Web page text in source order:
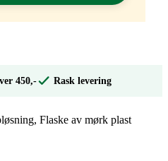
450,- Rask levering
Flaske av mørk plast